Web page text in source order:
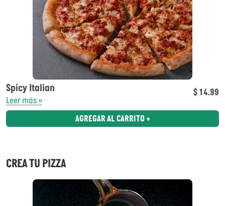
Spicy Italian
Leer más »
$ 14.99
AGREGAR AL CARRITO +
CREA TU PIZZA